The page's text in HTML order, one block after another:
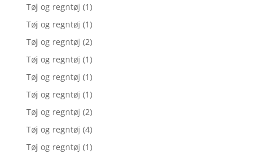
Tøj og regntøj (1)
Tøj og regntøj (1)
Tøj og regntøj (2)
Tøj og regntøj (1)
Tøj og regntøj (1)
Tøj og regntøj (1)
Tøj og regntøj (2)
Tøj og regntøj (4)
Tøj og regntøj (1)